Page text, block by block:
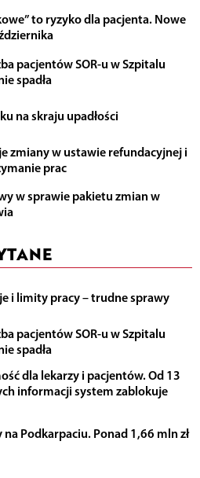
to ryzyko dla pacjenta. Nowe
pacjentów SOR-u w Szpitalu
spadła
na skraju upadłości
zmiany w ustawie refundacyjnej i
prac
w sprawie pakietu zmian w
i limity pracy – trudne sprawy
pacjentów SOR-u w Szpitalu
spadła
dla lekarzy i pacjentów. Od 13
informacji system zablokuje
Podkarpaciu. Ponad 1,66 mln zł